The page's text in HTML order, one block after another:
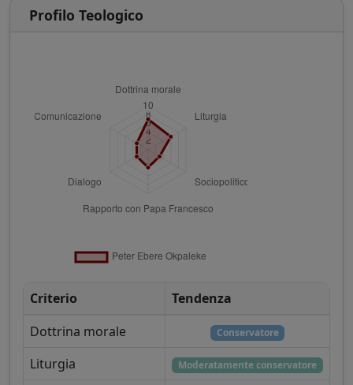
Profilo Teologico
Criterio
Tendenza
Dottrina morale
Conservatore
Liturgia Moderatamente conservatore